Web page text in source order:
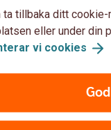
direkt eller
eller en
ta tillbaka ditt
eller under din
vi cookies